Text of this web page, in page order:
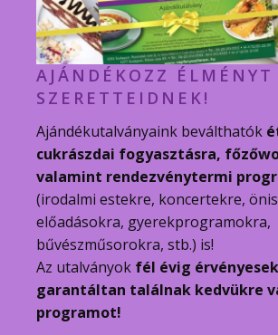
AJÁNDÉKOZZ ÉLMÉNYT
SZERETTEIDNEK!
Ajándékutalványaink beválthatók
cukrászdai fogyasztásra,
valamint rendezvénytermi
(irodalmi estekre, koncertekre,
előadásokra, gyerekprogramokra,
bűvészműsorokra, stb.) is!
Az utalványok fél évig
garantáltan találnak kedvükre
programot!